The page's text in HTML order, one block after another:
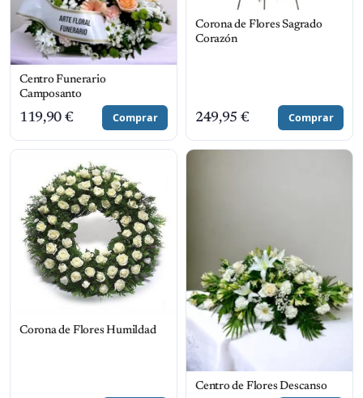
Centro Funerario
Camposanto
119,90 € Comprar
Corona de Flores Sagrado
Corazón
249,95 € Comprar
Corona de Flores Humildad
Centro de Flores Descanso